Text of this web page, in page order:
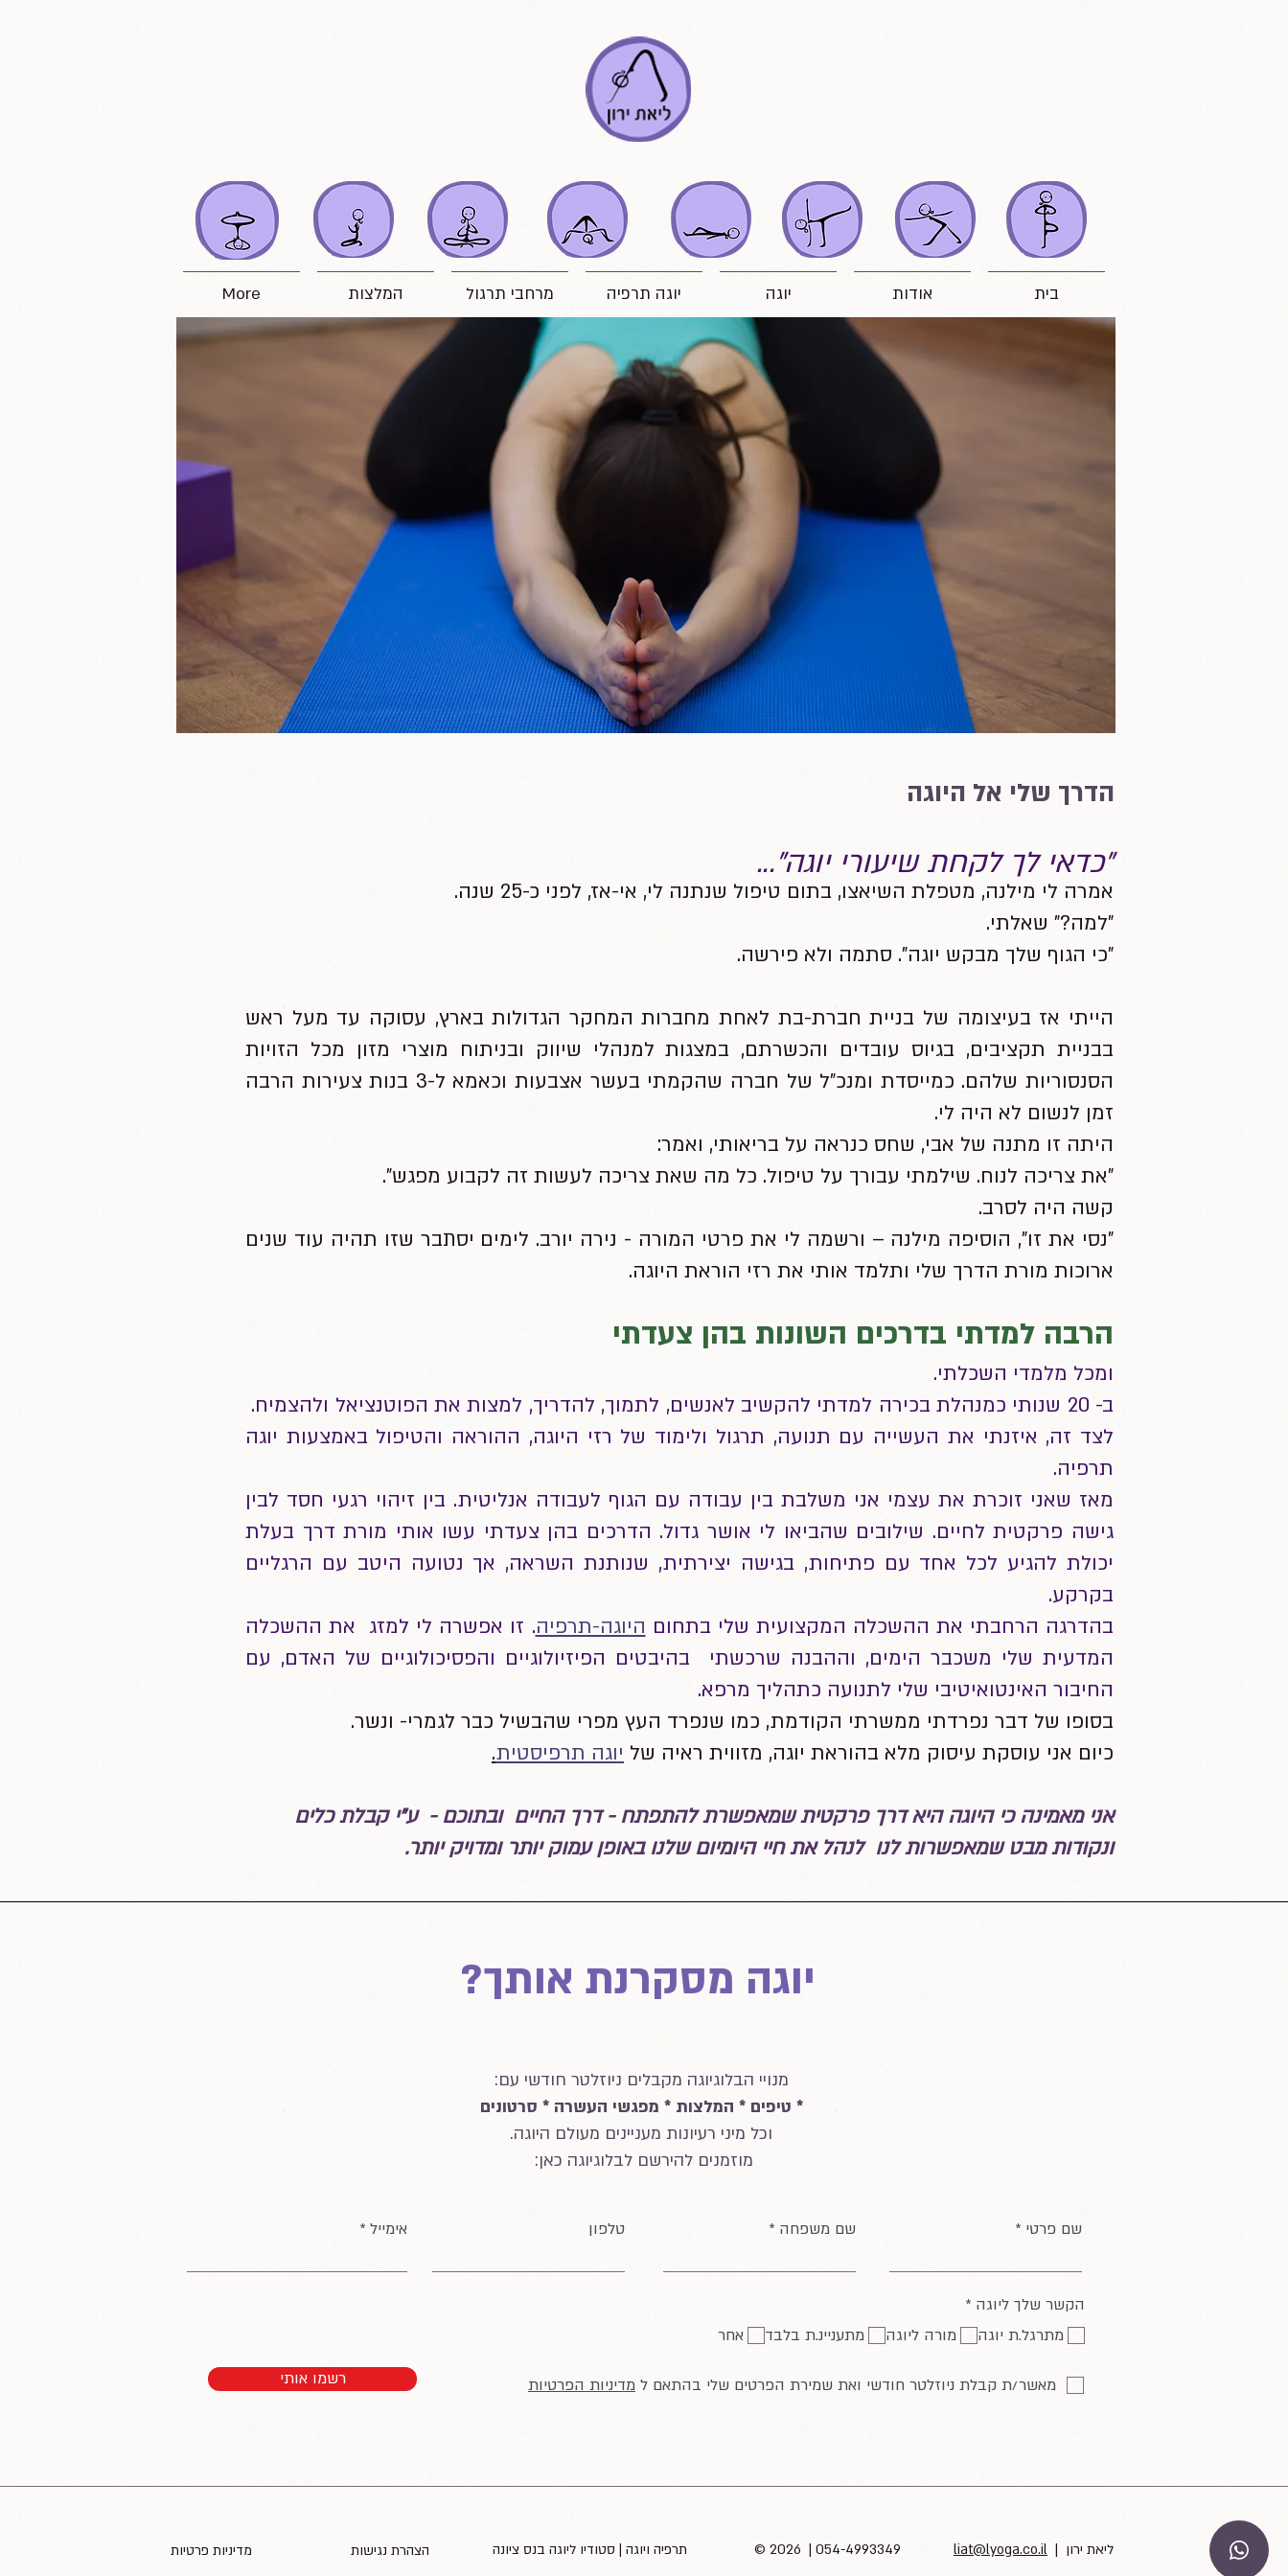
בית אודות יוגה יוגה תרפיה מרחבי תרגול המלצות More
הדרך שלי אל היוגה
"כדאי לך לקחת שיעורי יוגה"...
אמרה לי מילנה, מטפלת השיאצו, בתום טיפול שנתנה לי, אי-אז, לפני כ-25 שנה.
"למה?" שאלתי.
"כי הגוף שלך מבקש יוגה". סתמה ולא פירשה.
הייתי אז בעיצומה של בניית חברת-בת לאחת מחברות המחקר הגדולות בארץ, עסוקה עד מעל ראש
בבניית תקציבים, בגיוס עובדים והכשרתם, במצגות למנהלי שיווק ובניתוח מוצרי מזון מכל הזויות
הסנסוריות שלהם. כמייסדת ומנכ"ל של חברה שהקמתי בעשר אצבעות וכאמא ל-3 בנות צעירות הרבה
זמן לנשום לא היה לי.
היתה זו מתנה של אבי, שחס כנראה על בריאותי, ואמר:
"את צריכה לנוח. שילמתי עבורך על טיפול. כל מה שאת צריכה לעשות זה לקבוע מפגש".
קשה היה לסרב.
"נסי את זו", הוסיפה מילנה – ורשמה לי את פרטי המורה - נירה יורב. לימים יסתבר שזו תהיה עוד שנים
ארוכות מורת הדרך שלי ותלמד אותי את רזי הוראת היוגה.
הרבה למדתי בדרכים השונות בהן צעדתי
ומכל מלמדי השכלתי.
ב- 20 שנותי כמנהלת בכירה למדתי להקשיב לאנשים, לתמוך, להדריך, למצות את הפוטנציאל ולהצמיח.
לצד זה, איזנתי את העשייה עם תנועה, תרגול ולימוד של רזי היוגה, ההוראה והטיפול באמצעות יוגה
תרפיה.
מאז שאני זוכרת את עצמי אני משלבת בין עבודה עם הגוף לעבודה אנליטית. בין זיהוי רגעי חסד לבין
גישה פרקטית לחיים. שילובים שהביאו לי אושר גדול. הדרכים בהן צעדתי עשו אותי מורת דרך בעלת
יכולת להגיע לכל אחד עם פתיחות, בגישה יצירתית, שנותנת השראה, אך נטועה היטב עם הרגליים
בקרקע.
בהדרגה הרחבתי את ההשכלה המקצועית שלי בתחום היוגה-תרפיה. זו אפשרה לי למזג את ההשכלה
המדעית שלי משכבר הימים, וההבנה שרכשתי בהיבטים הפיזיולוגיים והפסיכולוגיים של האדם, עם
החיבור האינטואיטיבי שלי לתנועה כתהליך מרפא.
בסופו של דבר נפרדתי ממשרתי הקודמת, כמו שנפרד העץ מפרי שהבשיל כבר לגמרי- ונשר.
כיום אני עוסקת עיסוק מלא בהוראת יוגה, מזווית ראיה של יוגה תרפיסטית.
אני מאמינה כי היוגה היא דרך פרקטית שמאפשרת להתפתח - דרך החיים ובתוכם - ע"י קבלת כלים
ונקודות מבט שמאפשרות לנו לנהל את חיי היומיום שלנו באופן עמוק יותר ומדויק יותר.
יוגה מסקרנת אותך?
מנויי הבלוגיוגה מקבלים ניוזלטר חודשי עם:
* טיפים * המלצות * מפגשי העשרה * סרטונים
וכל מיני רעיונות מעניינים מעולם היוגה.
מוזמנים להירשם לבלוגיוגה כאן:
אימייל טלפון שם משפחה שם פרטי
הקשר שלך ליוגה *
ב מתרגל.ת יוגה מורה ליוגה מתעניינ.ת בלבד אחר
רשמו אותי מאשר/ת קבלת ניוזלטר חודשי ואת שמירת הפרטים שלי בהתאם ל מדיניות הפרטיות
הצהרת נגישות מדיניות פרטיות ​© 2026 | 054-4993349 liat@lyoga.co.il | ליאת ירון